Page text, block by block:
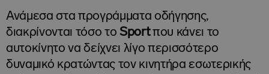
Ανάμεσα στα προγράμματα οδήγησης,
διακρίνονται τόσο τοSportπου κάνει το
αυτοκίνητο να δείχνει λίγο περισσότερο
δυναμικό κρατώντας τον κινητήρα εσωτερικής